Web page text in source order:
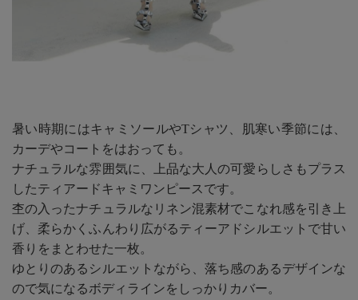
暑い時期にはキャミソールやTシャツ、肌寒い季節には、
カーデやコートをはおっても。
ナチュラルな雰囲気に、上品な大人の可愛らしさもプラス
したティアードキャミワンピースです。
杢の入ったナチュラルなリネン混素材でこなれ感を引き上
げ、柔らかくふんわり広がるティーアドシルエットで甘い
香りをまとわせた一枚。
ゆとりのあるシルエットながら、落ち感のあるデザインな
ので気になるボディラインをしっかりカバー。